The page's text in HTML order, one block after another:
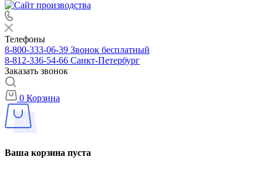
Телефоны
8-800-333-06-39 Звонок бесплатный
8-812-336-54-66 Санкт-Петербург
Заказать звонок
0 Корзина
Ваша корзина пуста